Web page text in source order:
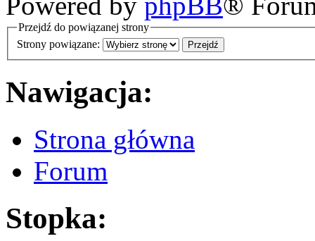
Przejdź do powiązanej strony
Strony powiązane:
Nawigacja:
Strona główna
Forum
Stopka: